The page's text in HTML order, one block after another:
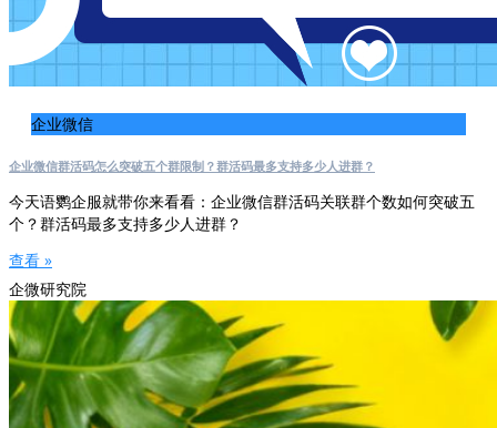
企业微信
企业微信群活码怎么突破五个群限制？群活码最多支持多少人进群？
今天语鹦企服就带你来看看：企业微信群活码关联群个数如何突破五
个？群活码最多支持多少人进群？
查看 »
企微研究院